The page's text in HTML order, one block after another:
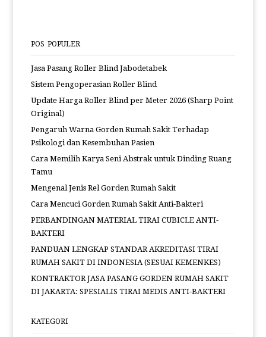
POS POPULER
Jasa Pasang Roller Blind Jabodetabek
Sistem Pengoperasian Roller Blind
Update Harga Roller Blind per Meter 2026 (Sharp Point
Original)
Pengaruh Warna Gorden Rumah Sakit Terhadap
Psikologi dan Kesembuhan Pasien
Cara Memilih Karya Seni Abstrak untuk Dinding Ruang
Tamu
Mengenal Jenis Rel Gorden Rumah Sakit
Cara Mencuci Gorden Rumah Sakit Anti-Bakteri
PERBANDINGAN MATERIAL TIRAI CUBICLE ANTI-
BAKTERI
PANDUAN LENGKAP STANDAR AKREDITASI TIRAI
RUMAH SAKIT DI INDONESIA (SESUAI KEMENKES)
KONTRAKTOR JASA PASANG GORDEN RUMAH SAKIT
DI JAKARTA: SPESIALIS TIRAI MEDIS ANTI-BAKTERI
KATEGORI